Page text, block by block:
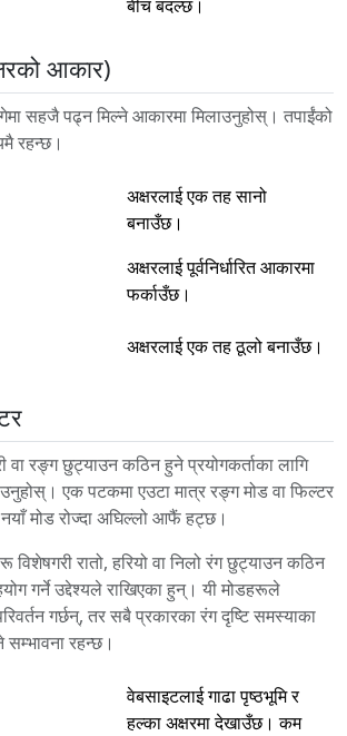
बीच बदल्छ।
आकार)
सहजै पढ्न मिल्ने आकारमा मिलाउनुहोस्। तपाईंको
रहन्छ।
अक्षरलाई एक तह सानो
बनाउँछ।
अक्षरलाई पूर्वनिर्धारित आकारमा
फर्काउँछ।
अक्षरलाई एक तह ठूलो बनाउँछ।
रङ्ग छुट्याउन कठिन हुने प्रयोगकर्ताका लागि
एक पटकमा एउटा मात्र रङ्ग मोड वा फिल्टर
मोड रोज्दा अघिल्लो आफैं हट्छ।
विशेषगरी रातो, हरियो वा निलो रंग छुट्याउन कठिन
गर्ने उद्देश्यले राखिएका हुन्। यी मोडहरूले
गर्छन्, तर सबै प्रकारका रंग दृष्टि समस्याका
सम्भावना रहन्छ।
वेबसाइटलाई गाढा पृष्ठभूमि र
हल्का अक्षरमा देखाउँछ। कम